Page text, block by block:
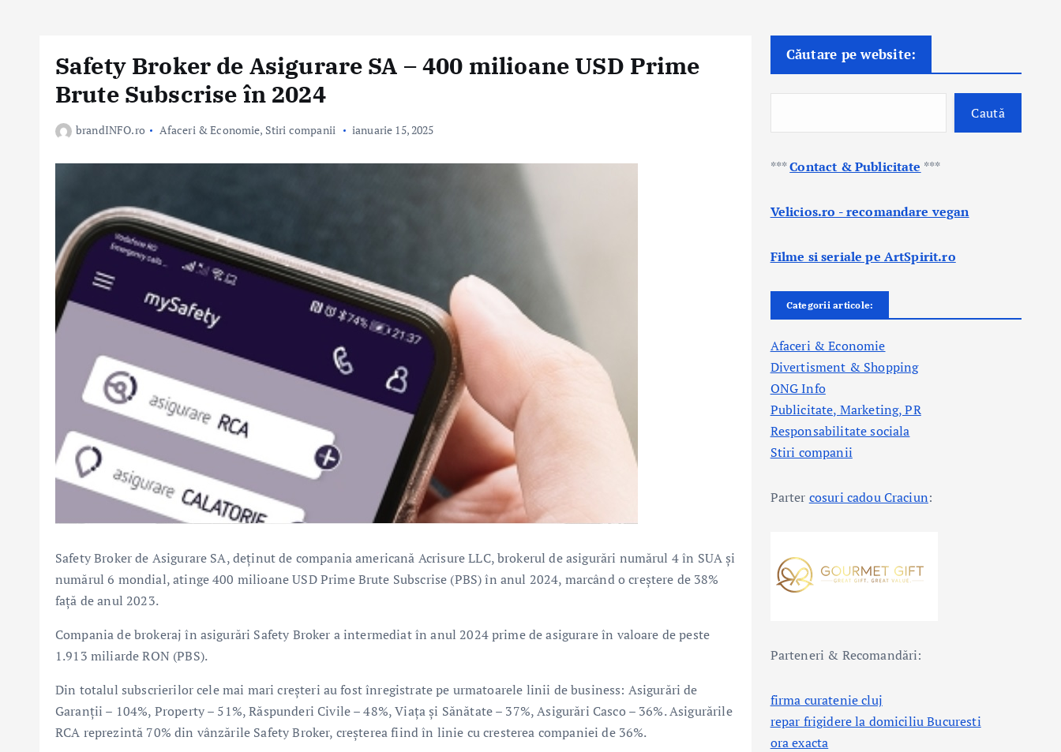
Safety Broker de Asigurare SA – 400 milioane USD Prime
Brute Subscrise în 2024
brandINFO.ro Afaceri & Economie, Stiri companii ianuarie 15, 2025
Safety Broker de Asigurare SA, deţinut de compania americană Acrisure LLC, brokerul de asigurări numărul 4 în SUA şi
numărul 6 mondial, atinge 400 milioane USD Prime Brute Subscrise (PBS) în anul 2024, marcând o creştere de 38%
faţă de anul 2023.
Compania de brokeraj în asigurări Safety Broker a intermediat în anul 2024 prime de asigurare în valoare de peste
1.913 miliarde RON (PBS).
Din totalul subscrierilor cele mai mari creşteri au fost înregistrate pe urmatoarele linii de business: Asigurări de
Garanţii – 104%, Property – 51%, Răspunderi Civile – 48%, Viața și Sănătate – 37%, Asigurări Casco – 36%. Asigurările
RCA reprezintă 70% din vânzările Safety Broker, creşterea fiind în linie cu cresterea companiei de 36%.
Căutare pe website:
Caută
***Contact & Publicitate ***
Velicios.ro - recomandare vegan
Filme si seriale pe ArtSpirit.ro
Categorii articole:
Afaceri & Economie
Divertisment & Shopping
ONG Info
Publicitate, Marketing, PR
Responsabilitate sociala
Stiri companii
Parter cosuri cadou Craciun:
Parteneri & Recomandări:
firma curatenie cluj
repar frigidere la domiciliu Bucuresti
ora exacta